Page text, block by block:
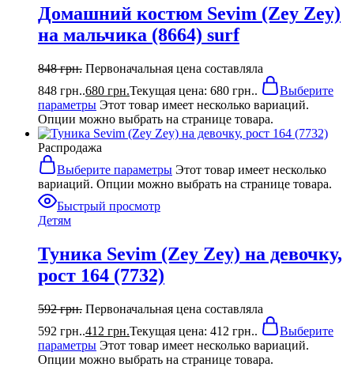
Домашний костюм Sevim (Zey Zey)
на мальчика (8664) surf
848грн. Первоначальная цена составляла
848 грн..680 грн.Текущая цена: 680 грн..
Выберите
параметры Этот товар имеет несколько вариаций.
Опции можно выбрать на странице товара.
Распродажа
Выберите параметры Этот товар имеет несколько
вариаций. Опции можно выбрать на странице товара.
Быстрый просмотр
Детям
Туника Sevim (Zey Zey) на девочку,
рост 164 (7732)
592грн. Первоначальная цена составляла
592 грн..412 грн.Текущая цена: 412 грн..
Выберите
параметры Этот товар имеет несколько вариаций.
Опции можно выбрать на странице товара.